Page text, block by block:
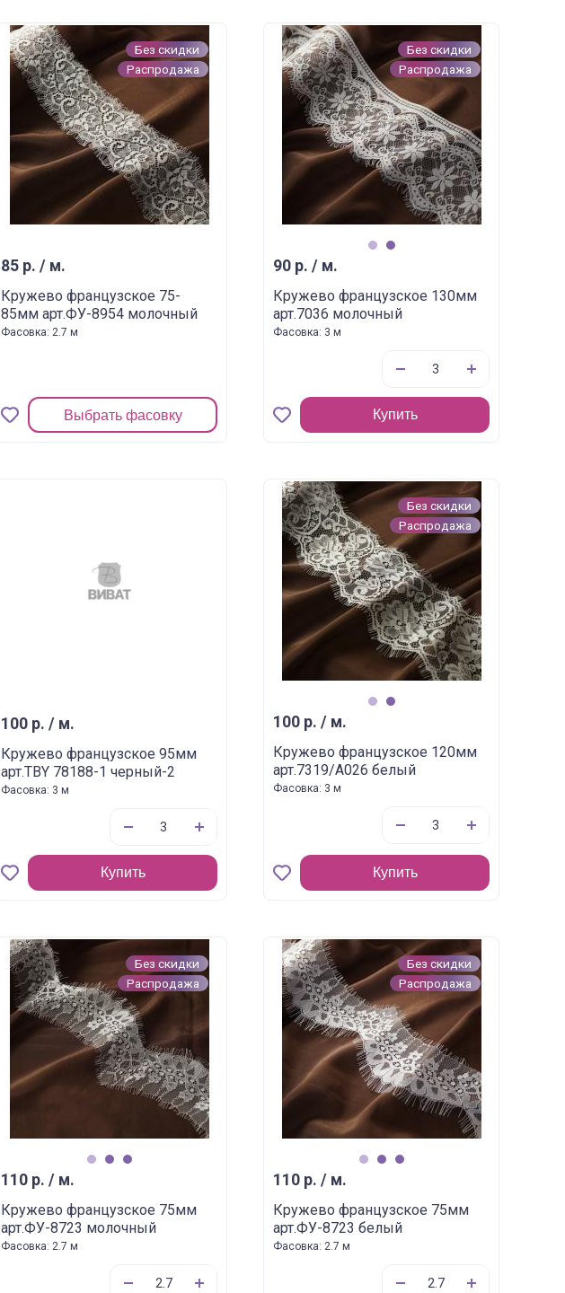
Без скидки
Распродажа
85 р. / м.
Кружево французское 75-
85мм арт.ФУ-8954 молочный
Фасовка: 2.7 м
Выбрать фасовку
Без скидки
Распродажа
90 р. / м.
Кружево французское 130мм
арт.7036 молочный
Фасовка: 3 м
Купить
100 р. / м.
Кружево французское 95мм
арт.TBY 78188-1 черный-2
Фасовка: 3 м
Купить
Без скидки
Распродажа
100 р. / м.
Кружево французское 120мм
арт.7319/A026 белый
Фасовка: 3 м
Купить
Без скидки
Распродажа
110 р. / м.
Кружево французское 75мм
арт.ФУ-8723 молочный
Фасовка: 2.7 м
Без скидки
Распродажа
110 р. / м.
Кружево французское 75мм
арт.ФУ-8723 белый
Фасовка: 2.7 м